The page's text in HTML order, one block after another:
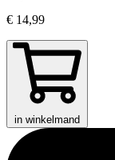
€ 14,99
in winkelmand